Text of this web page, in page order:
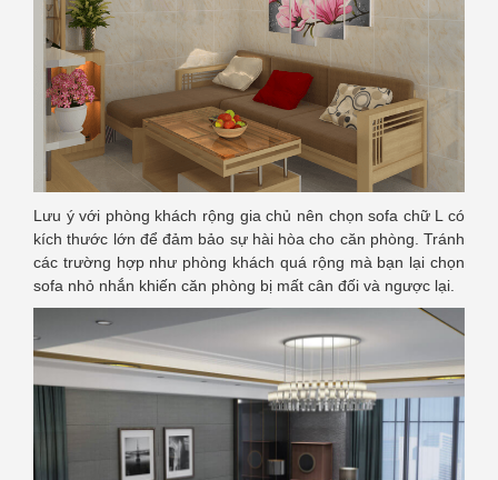
Lưu ý với phòng khách rộng gia chủ nên chọn sofa chữ L có
kích thước lớn để đảm bảo sự hài hòa cho căn phòng. Tránh
các trường hợp như phòng khách quá rộng mà bạn lại chọn
sofa nhỏ nhắn khiến căn phòng bị mất cân đối và ngược lại.